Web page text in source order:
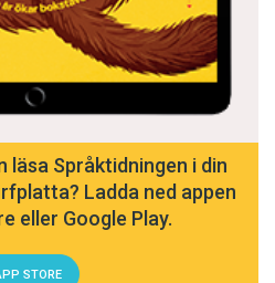
läsa Språktidningen i din
Ladda ned appen
eller Google Play.
STORE